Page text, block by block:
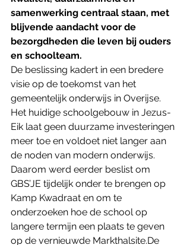
samenwerking centraal staan, met
blijvende aandacht voor de
bezorgdheden die leven bij ouders
en schoolteam.
De beslissing kadert in een bredere
visie op de toekomst van het
gemeentelijk onderwijs in Overijse.
Het huidige schoolgebouw in Jezus-
Eik laat geen duurzame investeringen
meer toe en voldoet niet langer aan
de noden van modern onderwijs.
Daarom werd eerder beslist om
GBS’JE tijdelijk onder te brengen op
Kamp Kwadraat en om te
onderzoeken hoe de school op
langere termijn een plaats te geven
op de vernieuwde Markthalsite.De